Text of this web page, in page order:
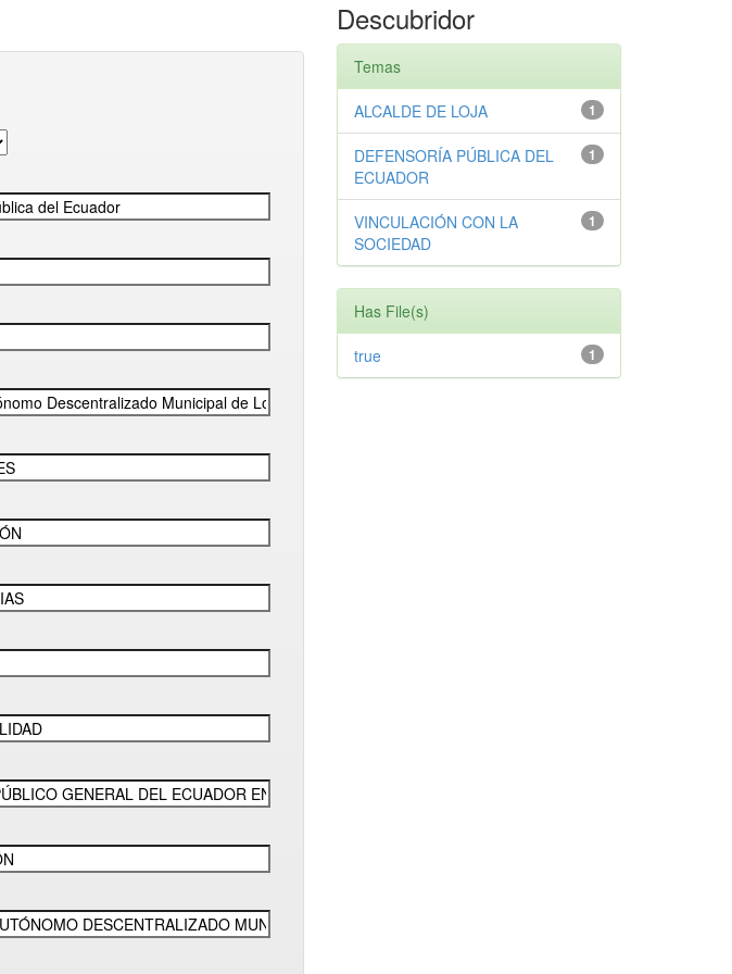
Descubridor
Temas
1
ALCALDE DE LOJA
1
DEFENSORÍA PÚBLICA DEL
ECUADOR
1
VINCULACIÓN CON LA
SOCIEDAD
Has File(s)
1
true